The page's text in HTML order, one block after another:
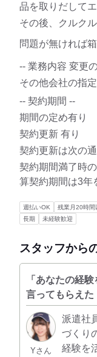
品を取りだして
その後、クルク
問題が無ければ
-- 業務内容 変更
その他会社の指
-- 契約期間 --
期間の定め有り
契約更新 有り
契約更新は次の
契約期間満了時
算契約期間は3年
週払いOK 残業月20時間
長期
未経験歓迎
スタッフから
「あなたの経
言ってもらえた
Yさん
派遣社
づくり
経験を